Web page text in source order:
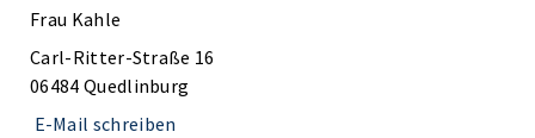
Frau Kahle
Carl-Ritter-Straße 16
06484 Quedlinburg
E-Mail schreiben